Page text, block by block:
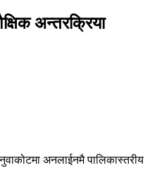
अन्तरक्रिया
अनलाईनमै पालिकास्तरीय